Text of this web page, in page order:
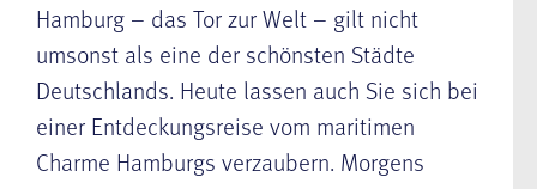
Hamburg – das Tor zur Welt – gilt nicht
umsonst als eine der schönsten Städte
Deutschlands. Heute lassen auch Sie sich bei
einer Entdeckungsreise vom maritimen
Charme Hamburgs verzaubern. Morgens